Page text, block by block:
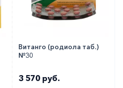
Витанго (родиола таб.)
№30
3 570 руб.